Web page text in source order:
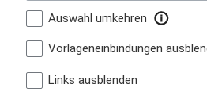
Auswahl umkehren
Vorlageneinbindungen
Links ausblenden